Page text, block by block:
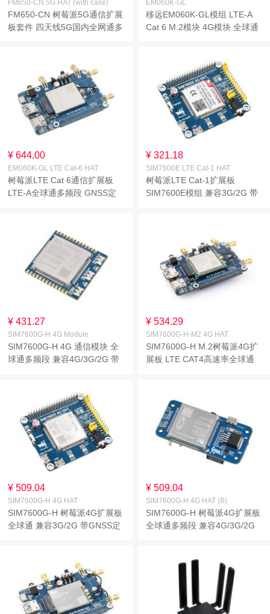
FM650-CN 5G HAT (with case)
FM650-CN 树莓派5G通信扩展
板套件 四天线5G国内全网通多
EM060K-GL
移远EM060K-GL模组 LTE-A
Cat 6 M.2模块 4G模块 全球通
¥ 644.00
EM060K-GL LTE Cat-6 HAT
树莓派LTE Cat 6通信扩展板
LTE-A全球通多频段 GNSS定
¥ 321.18
SIM7600E LTE Cat-1 HAT
树莓派LTE Cat-1扩展板
SIM7600E模组 兼容3G/2G 带
¥ 431.27
SIM7600G-H 4G Module
SIM7600G-H 4G 通信模块 全
球通多频段 兼容4G/3G/2G 带
¥ 534.29
SIM7600G-H-M2 4G HAT
SIM7600G-H M.2树莓派4G扩
展板 LTE CAT4高速率全球通
¥ 509.04
SIM7600G-H 4G HAT
SIM7600G-H 树莓派4G扩展板
全球通 兼容3G/2G 带GNSS定
¥ 509.04
SIM7600G-H 4G HAT (B)
SIM7600G-H 树莓派4G扩展板
全球通多频段 兼容4G/3G/2G